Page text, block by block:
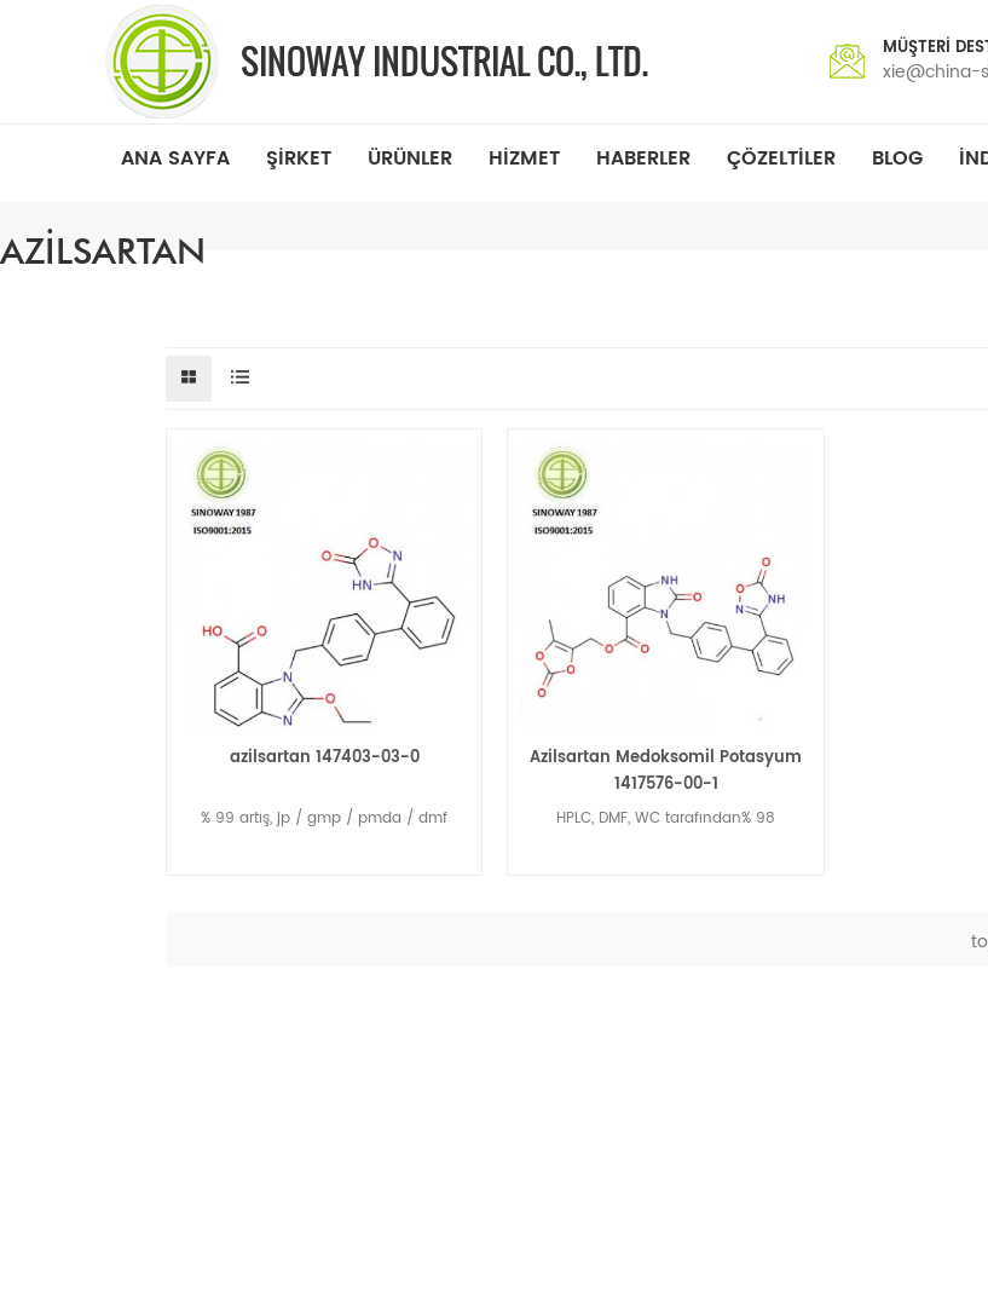
MÜŞTERI
xie@china-
ANA SAYFA ŞIRKET ÜRÜNLER HIZMET HABERLER ÇÖZELTILER BLOG
AZILSARTAN
azilsartan 147403-03-0
% 99 artış, jp / gmp / pmda / dmf
Azilsartan Medoksomil Potasyum
1417576-00-1
HPLC, DMF, WC tarafından% 98